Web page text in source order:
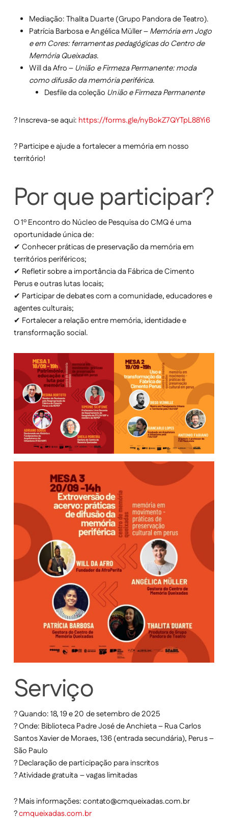
Mediação: Thalita Duarte (Grupo Pandora de Teatro).
Patrícia Barbosa e Angélica Müller –Memória em Jogo
e em Cores: ferramentas pedagógicas do Centro de
Memória Queixadas.
Will da Afro –União e Firmeza Permanente: moda
como difusão da memória periférica.
Desfile da coleção União e Firmeza Permanente
?Inscreva-se aqui: https://forms.gle/nyBokZ7QYTpL88Yi6
?Participe e ajude a fortalecer a memória em nosso
território!
Por que participar?
O 1º Encontro do Núcleo de Pesquisa do CMQ é uma
oportunidade única de:
✔ Conhecer práticas de preservação da memória em
territórios periféricos;
✔ Refletir sobre a importância da Fábrica de Cimento
Perus e outras lutas locais;
✔ Participar de debates com a comunidade, educadores e
agentes culturais;
✔ Fortalecer a relação entre memória, identidade e
transformação social.
Serviço
?Quando:18, 19 e 20 de setembro de 2025
?Onde: Biblioteca Padre José de Anchieta – Rua Carlos
Santos Xavier de Moraes, 136 (entrada secundária), Perus –
São Paulo
?Declaração de participação para inscritos
?Atividade gratuita – vagas limitadas
? Mais informações: contato@cmqueixadas.com.br
?cmqueixadas.com.br